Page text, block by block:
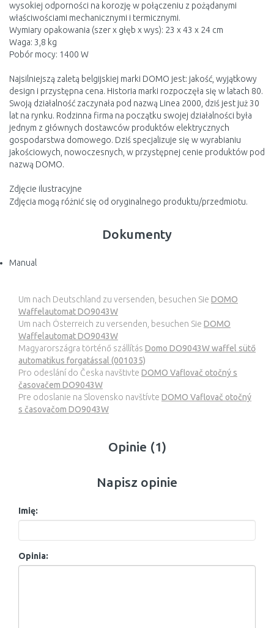
wysokiej odporności na korozję w połączeniu z pożądanymi
właściwościami mechanicznymi i termicznymi.
Wymiary opakowania (szer x głęb x wys): 23 x 43 x 24 cm
Waga: 3,8 kg
Pobór mocy: 1400 W
Najsilniejszą zaletą belgijskiej marki DOMO jest: jakość, wyjątkowy
design i przystępna cena. Historia marki rozpoczęła się w latach 80.
Swoją działalność zaczynała pod nazwą Linea 2000, dziś jest już 30
lat na rynku. Rodzinna firma na początku swojej działalności była
jednym z głównych dostawców produktów elektrycznych
gospodarstwa domowego. Dziś specjalizuje się w wyrabianiu
jakościowych, nowoczesnych, w przystępnej cenie produktów pod
nazwą DOMO.
Zdjęcie ilustracyjne
Zdjęcia mogą różnić się od oryginalnego produktu/przedmiotu.
Dokumenty
Manual
Um nach Deutschland zu versenden, besuchen Sie DOMO
Waffelautomat DO9043W
Um nach Österreich zu versenden, besuchen Sie DOMO
Waffelautomat DO9043W
Magyarországra történő szállítás Domo DO9043W waffel sütő
automatikus forgatással (001035)
Pro odeslání do Česka navštivte DOMO Vaflovač otočný s
časovačem DO9043W
Pre odoslanie na Slovensko navštívte DOMO Vaflovač otočný
s časovačom DO9043W
Opinie (1)
Napisz opinie
Imię:
Opinia: